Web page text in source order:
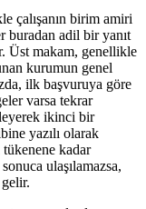
çalışanın birim amiri
buradan adil bir yanıt
Üst makam, genellikle
kurumun genel
ilk başvuruya göre
varsa tekrar
ikinci bir
yazılı olarak
kadar
ulaşılamazsa,